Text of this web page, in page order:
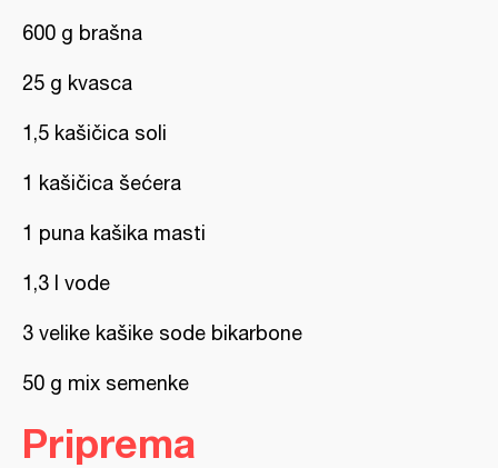
600 g brašna
25 g kvasca
1,5 kašičica soli
1 kašičica šećera
1 puna kašika masti
1,3 l vode
3 velike kašike sode bikarbone
50 g mix semenke
Priprema